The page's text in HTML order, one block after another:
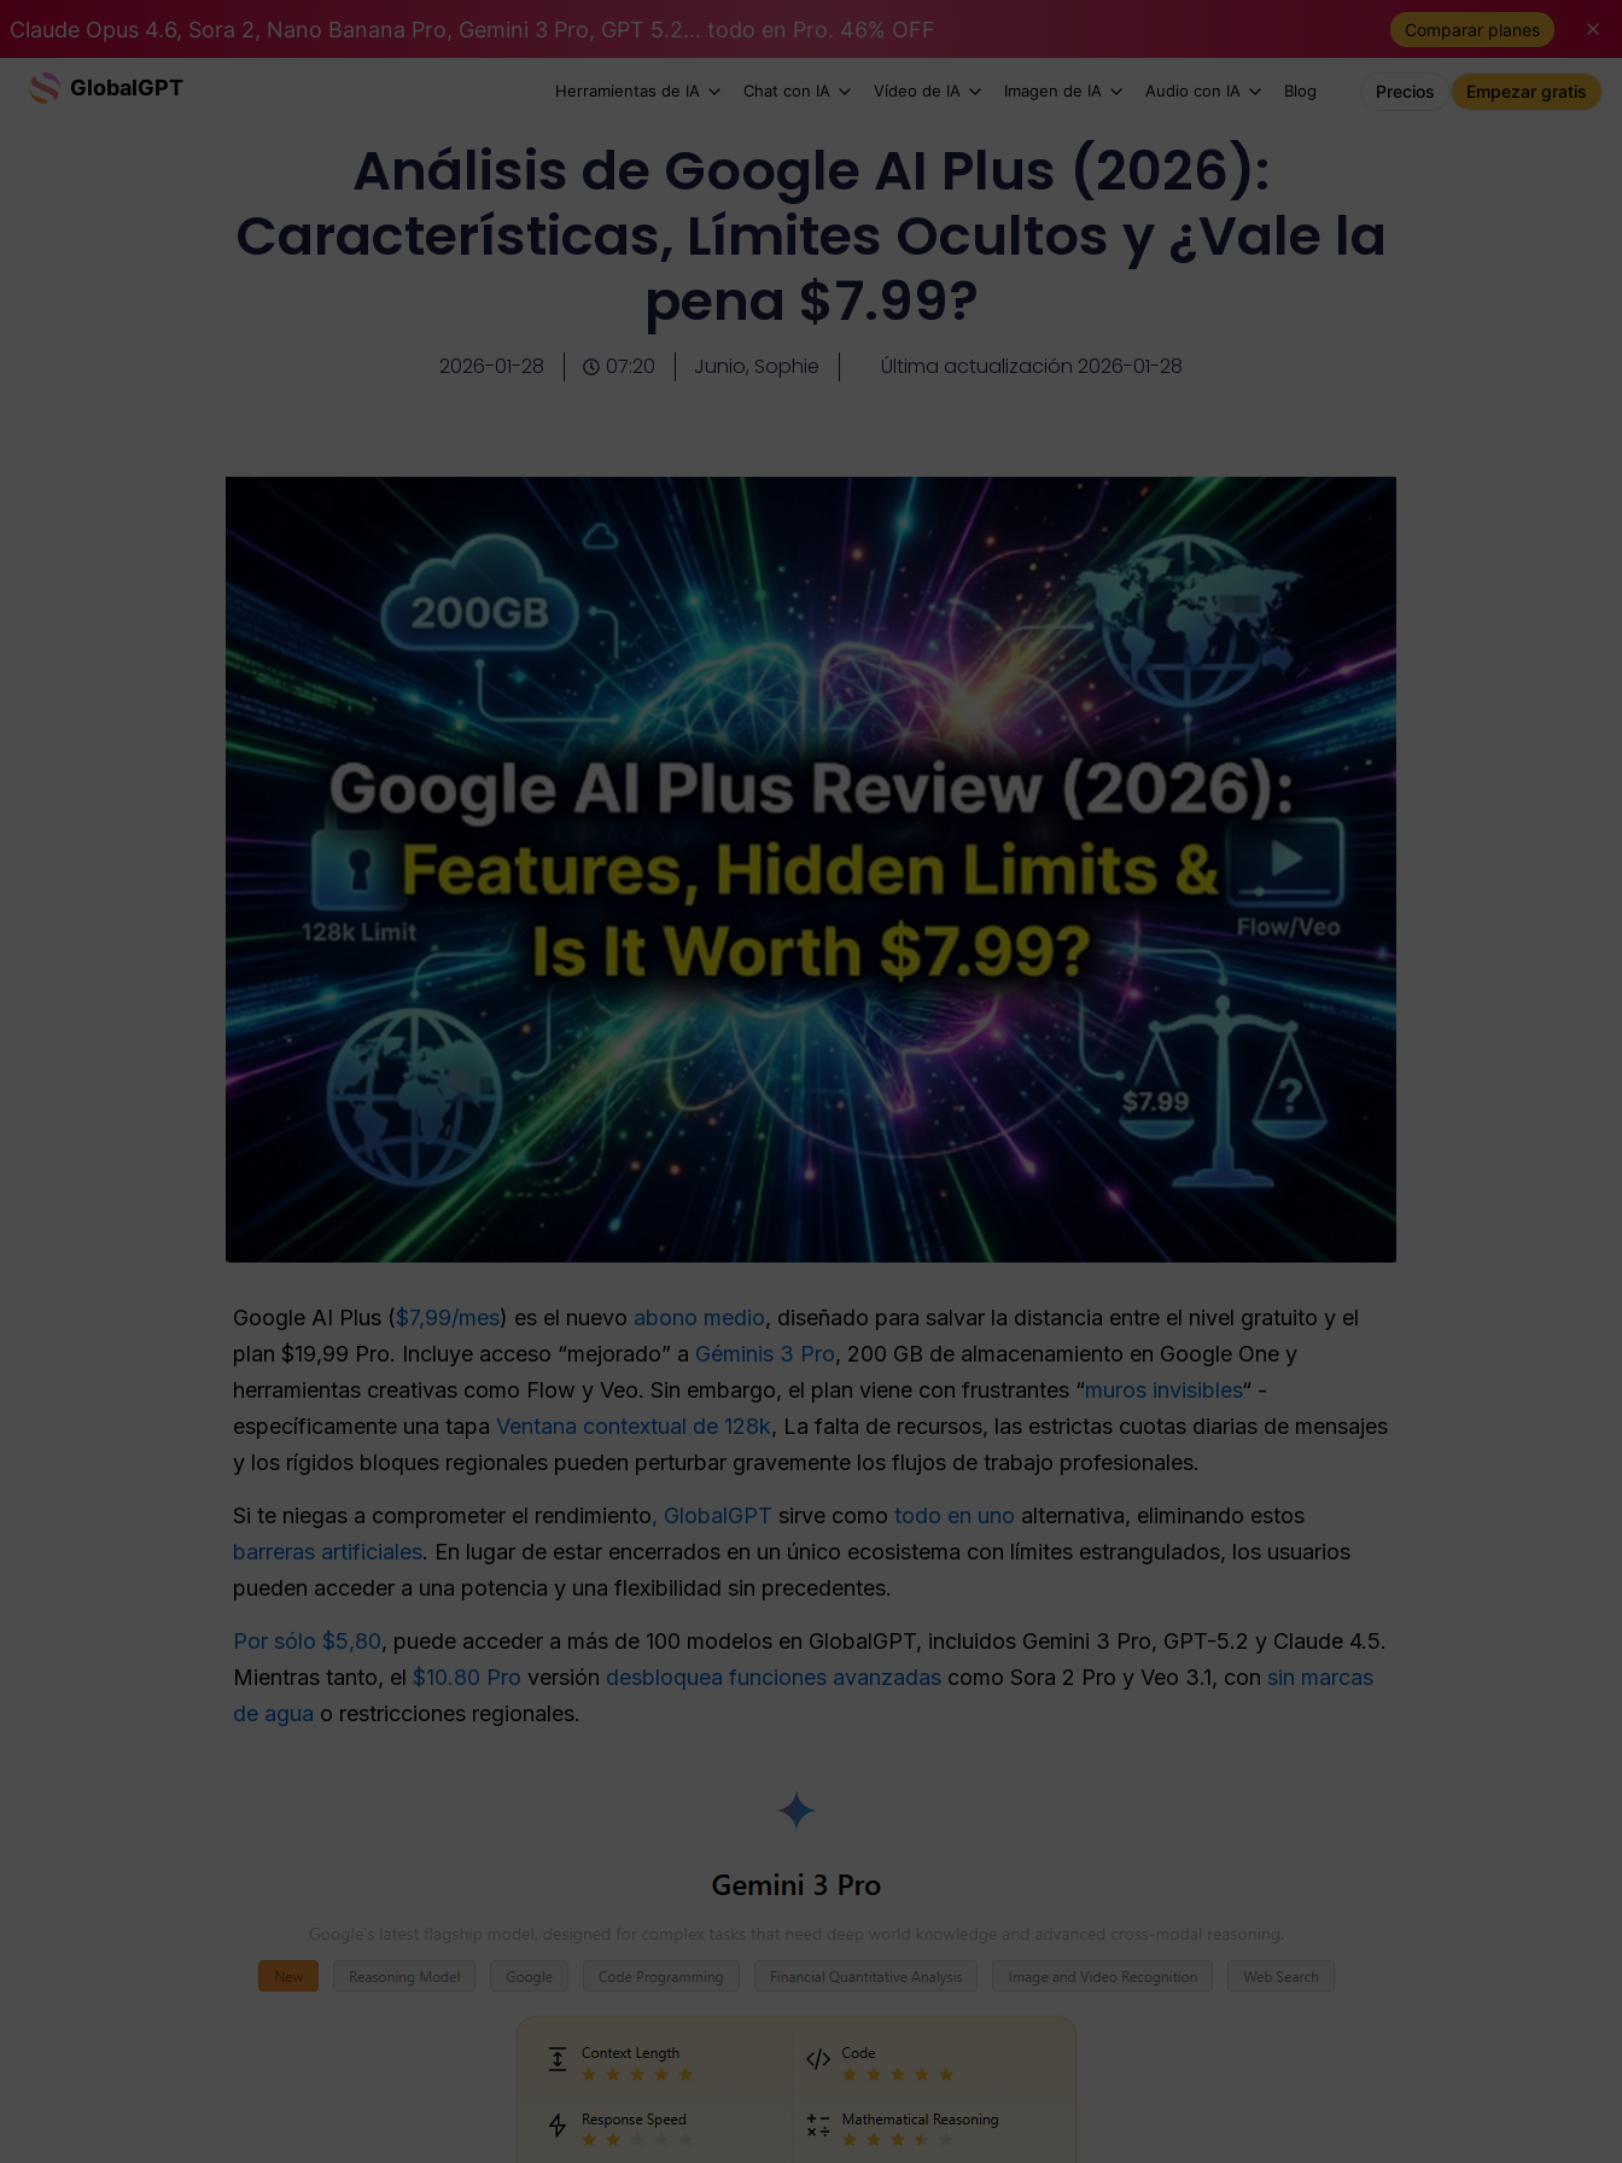
Claude Opus 4.6, Sora 2, Nano Banana Pro, Gemini 3 Pro, GPT 5.2... todo en Pro. 46% OFF Comparar planes
GlobalGPT Herramientas de IA Chat con IA Vídeo de IA Imagen de IA Audio con IA Blog Precios Empezar gratis
Análisis de Google AI Plus (2026):
Características, Límites Ocultos y ¿Vale la
pena $7.99?
2026-01-28 07:20 Junio, Sophie Última actualización 2026-01-28
Google AI Plus ($7,99/mes) es el nuevo abono medio, diseñado para salvar la distancia entre el nivel gratuito y el
plan $19,99 Pro. Incluye acceso “mejorado” a Géminis 3 Pro, 200 GB de almacenamiento en Google One y
herramientas creativas como Flow y Veo. Sin embargo, el plan viene con frustrantes “muros invisibles“ -
específicamente una tapa Ventana contextual de 128k, La falta de recursos, las estrictas cuotas diarias de mensajes
y los rígidos bloques regionales pueden perturbar gravemente los flujos de trabajo profesionales.
Si te niegas a comprometer el rendimiento, GlobalGPT sirve como todo en uno alternativa, eliminando estos
barreras artificiales. En lugar de estar encerrados en un único ecosistema con límites estrangulados, los usuarios
pueden acceder a una potencia y una flexibilidad sin precedentes.
Por sólo $5,80, puede acceder a más de 100 modelos en GlobalGPT, incluidos Gemini 3 Pro, GPT-5.2 y Claude 4.5.
Mientras tanto, el $10.80 Pro versión desbloquea funciones avanzadas como Sora 2 Pro y Veo 3.1, con sin marcas
de agua o restricciones regionales.